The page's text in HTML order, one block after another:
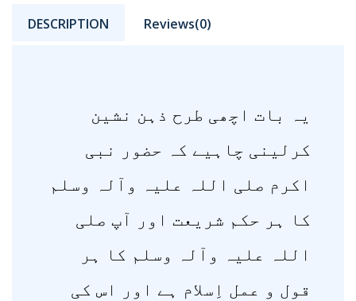
DESCRIPTION Reviews(0)
یہ بات اچھی طرح ذہن نشین
کرلینی چاہیے کہ حضور نبی
اکرم صلی اللہ علیہ وآلہ وسلم
کا ہر حکم شریعت اور آپ صلی
اللہ علیہ وآلہ وسلم کا ہر
قول و عمل اِسلام ہے اور اس کی